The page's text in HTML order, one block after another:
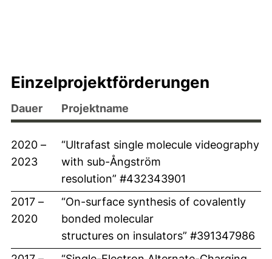
Einzelprojektförderungen
Dauer Projektname
2020 –
2023
“Ultrafast single molecule videography
with sub-Ångström
resolution” #432343901
2017 –
2020
“On-surface synthesis of covalently
bonded molecular
structures on insulators” #391347986